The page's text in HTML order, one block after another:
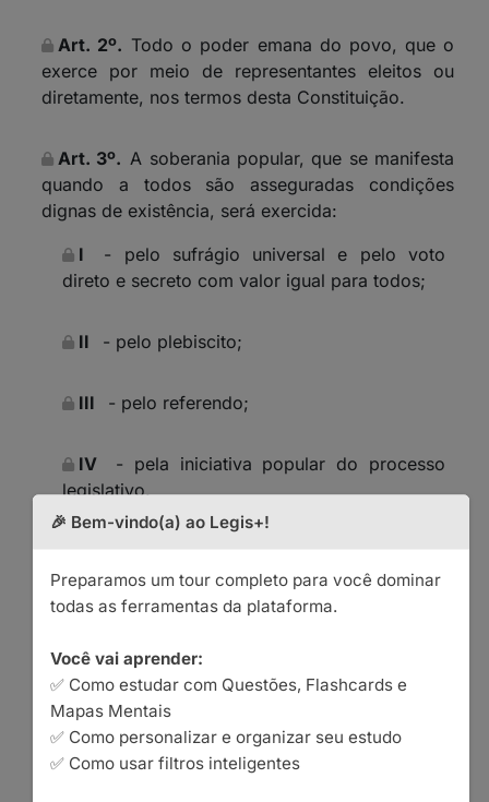
Art. 2º. Todo o poder emana do povo, que o
exerce por meio de representantes eleitos ou
diretamente, nos termos desta Constituição.
Art. 3º. A soberania popular, que se manifesta
quando a todossão asseguradas condições
dignas de existência, será exercida:
I
- pelo sufrágio universal e pelo voto
direto e secreto com valor igual para todos;
II - pelo plebiscito;
III - pelo referendo;
IV
- pela iniciativa popular do processo
legislativo.
Art. 4º.
O Estado do Rio de Janeiro é o
instrumento e a mediação da soberania do povo
fluminense e de sua forma individual de
expressão, a cidadania.
Art. 5º. O Estado do Rio de Janeiro, integrante,
com seus municípios, da República Federativa do
Brasil, proclama e se compromete a assegurar
🎉 Bem-vindo(a) ao Legis+!
Preparamos um tour completo para você dominar
todas as ferramentas da plataforma.
Você vai aprender:
✅ Como estudar com Questões, Flashcards e
Mapas Mentais
✅ Como personalizar e organizar seu estudo
✅ Como usar filtros inteligentes